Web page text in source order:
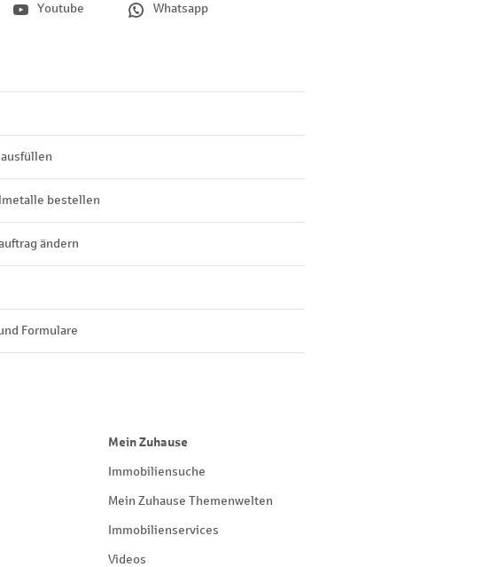
Youtube Whatsapp
bestellen
ändern
Formulare
Mein Zuhause
Immobiliensuche
Mein Zuhause Themenwelten
Immobilienservices
Videos